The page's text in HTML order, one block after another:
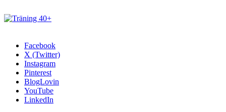
Facebook
X (Twitter)
Instagram
Pinterest
BlogLovin
YouTube
LinkedIn